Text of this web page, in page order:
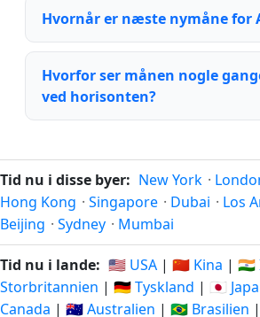
Hvornår er næste nymåne for
Hvorfor ser månen nogle
ved horisonten?
Tid nu i disse byer: New York ·
Hong Kong · Singapore · Dubai · Los
Beijing · Sydney · Mumbai
Tid nu i lande: 🇺🇸 USA | 🇨🇳 Kina | 🇮🇳
Storbritannien | 🇩🇪 Tyskland | 🇯🇵
Canada | 🇦🇺 Australien | 🇧🇷 Brasilien |